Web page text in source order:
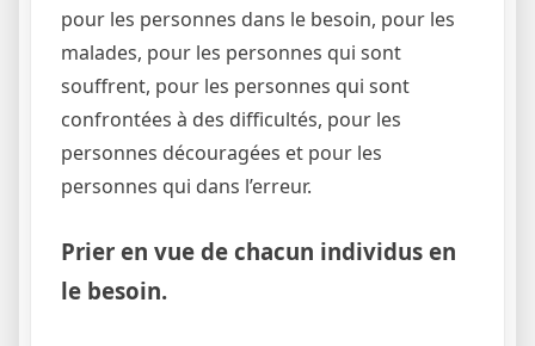
pour les personnes dans le besoin, pour les
malades, pour les personnes qui sont
souffrent, pour les personnes qui sont
confrontées à des difficultés, pour les
personnes découragées et pour les
personnes qui dans l’erreur.
Prier en vue de chacun individus en
le besoin.